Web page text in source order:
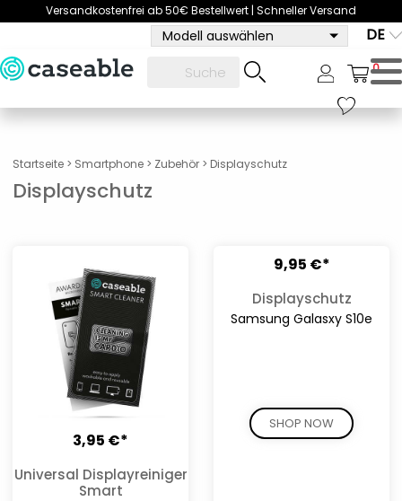
Versandkostenfrei ab 50€ Bestellwert | Schneller Versand
DE
Modell auswählen
0
Startseite > Smartphone > Zubehör > Displayschutz
Displayschutz
3,95 €*
Universal Displayreiniger
Smart
9,95 €*
Displayschutz
Samsung Galasxy S10e
SHOP NOW